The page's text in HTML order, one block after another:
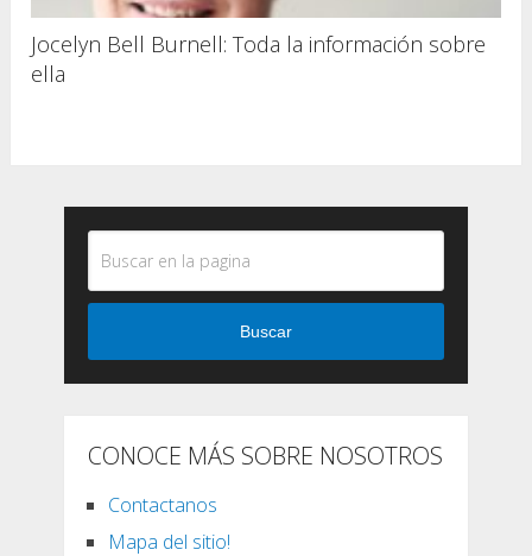
Jocelyn Bell Burnell: Toda la información sobre
ella
Buscar
CONOCE MÁS SOBRE NOSOTROS
Contactanos
Mapa del sitio!